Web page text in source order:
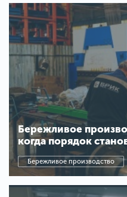
Бережливое
когда порядок
Бережливое производство